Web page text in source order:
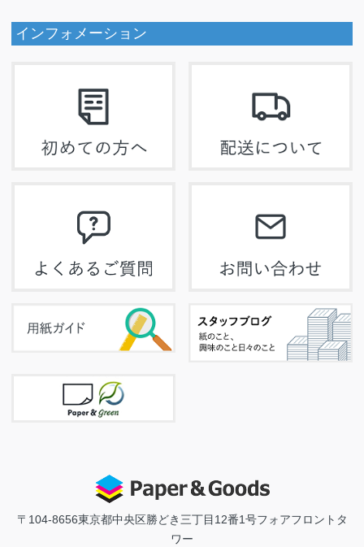
インフォメーション
〒104-8656東京都中央区勝どき三丁目12番1号フォアフロントタ
ワー